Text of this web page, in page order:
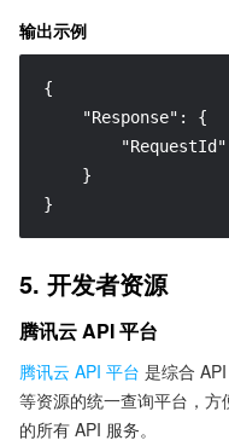
输出示例
{
"Response" :
{
"RequestId"
}
}
5. 开发者资源
腾讯云 API 平台
腾讯云 API 平台 是综合
等资源的统一查询平台，
的所有 API 服务。